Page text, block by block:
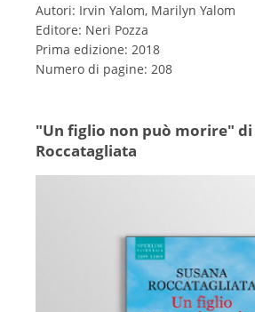
Autori: Irvin Yalom, Marilyn Yalom
Editore: Neri Pozza
Prima edizione: 2018
Numero di pagine: 208
"Un figlio non può morire" di
Roccatagliata